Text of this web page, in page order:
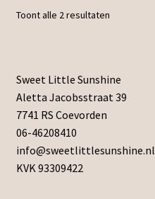
Toont alle 2 resultaten
Sweet Little Sunshine
Aletta Jacobsstraat 39
7741 RS Coevorden
06-46208410
info@sweetlittlesunshine.nl
KVK 93309422